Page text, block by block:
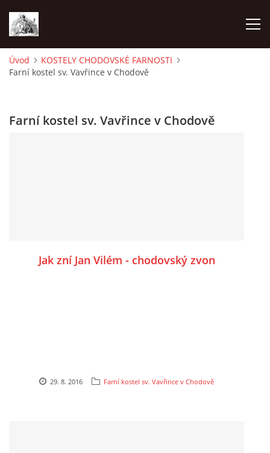
ÚVOD
FOTOALBUM
© 2026 eStránky.cz |RSS
Úvod
KOSTELY CHODOVSKÉ FARNOSTI
Farní kostel sv. Vavřince v Chodově
Farní kostel sv. Vavřince v Chodově
Jak zní Jan Vilém - chodovský zvon
29. 8. 2016 Farní kostel sv. Vavřince v Chodově